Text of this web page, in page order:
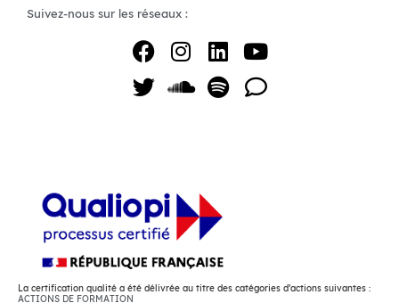
Suivez-nous sur les réseaux :
La certification qualité a été délivrée au titre des catégories d’actions suivantes :
ACTIONS DE FORMATION